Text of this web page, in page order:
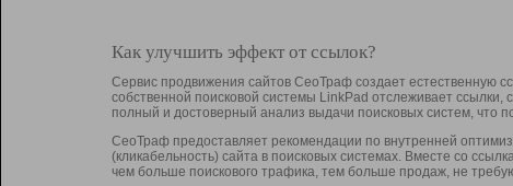
Как улучшить эффект от ссылок?
Сервис продвижения сайтов СеоТраф создает естественную
собственной поисковой системы LinkPad отслеживает
полный и достоверный анализ выдачи поисковых систем, что
СеоТраф предоставляет рекомендации по внутренней
(кликабельность) сайта в поисковых системах. Вместе со
чем больше поискового трафика, тем больше продаж, не